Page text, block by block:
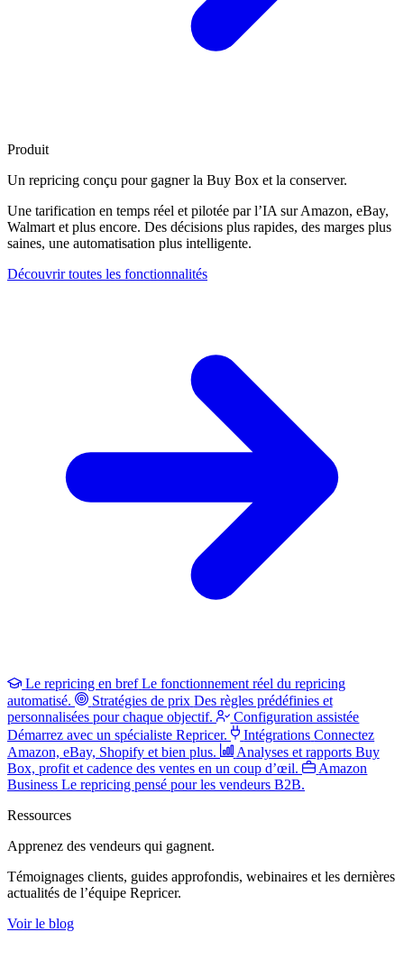
Produit
Un repricing conçu pour gagner la Buy Box et la conserver.
Une tarification en temps réel et pilotée par l’IA sur Amazon, eBay,
Walmart et plus encore. Des décisions plus rapides, des marges plus
saines, une automatisation plus intelligente.
Découvrir toutes les fonctionnalités
Le repricing en bref Le fonctionnement réel du repricing
automatisé.
Stratégies de prix Des règles prédéfinies et
personnalisées pour chaque objectif.
Configuration assistée
Démarrez avec un spécialiste Repricer.
Intégrations Connectez
Amazon, eBay, Shopify et bien plus.
Analyses et rapports Buy
Box, profit et cadence des ventes en un coup d’œil.
Amazon
Business Le repricing pensé pour les vendeurs B2B.
Ressources
Apprenez des vendeurs qui gagnent.
Témoignages clients, guides approfondis, webinaires et les dernières
actualités de l’équipe Repricer.
Voir le blog